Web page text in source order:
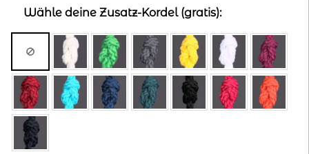
Wähle deine Zusatz-Kordel (gratis):